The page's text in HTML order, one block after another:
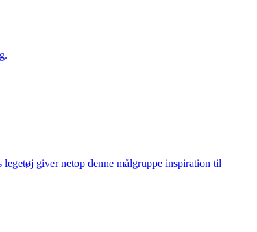
giver netop denne målgruppe inspiration til